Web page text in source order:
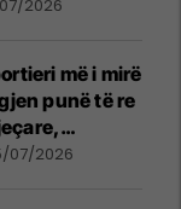
të mëdha
2026
më i mirë
punë të re
ikonik
07/2026